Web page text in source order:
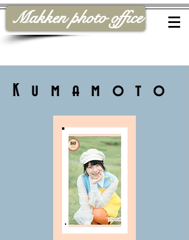
Makken photo office
​Kumamoto